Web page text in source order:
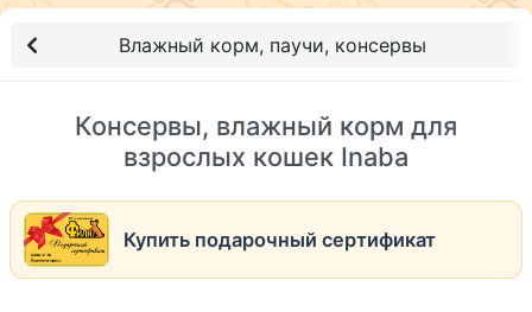
Влажный корм, паучи, консервы
Консервы, влажный корм для
взрослых кошек Inaba
Купить подарочный сертификат